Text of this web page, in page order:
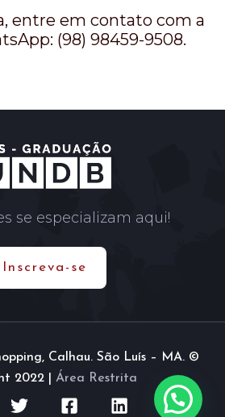
entre em contato com a
(98) 98459-9508.
se especializam aqui!
Inscreva-se
Calhau. São Luís – MA. ©
2022 | Área Restrita